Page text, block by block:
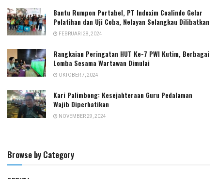
Bantu Rumpon Portabel, PT Indexim Coalindo Gelar
Pelatihan dan Uji Coba, Nelayan Selangkau Dilibatkan
FEBRUARI 28, 2024
Rangkaian Peringatan HUT Ke-7 PWI Kutim, Berbagai
Lomba Sesama Wartawan Dimulai
OKTOBER 7, 2024
Kari Palimbong: Kesejahteraan Guru Pedalaman
Wajib Diperhatikan
NOVEMBER 29, 2024
Browse by Category